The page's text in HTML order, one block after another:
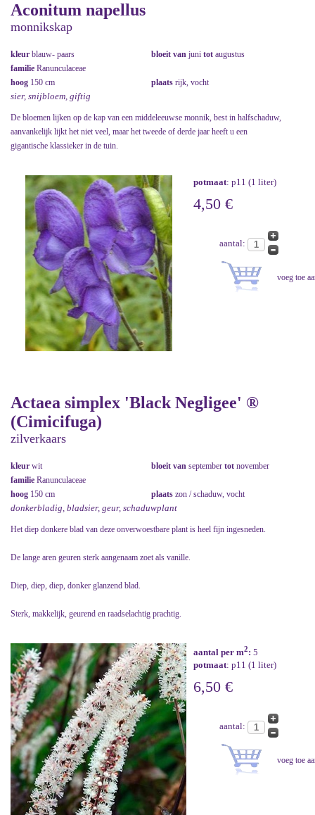
Aconitum napellus
monnikskap
kleur blauw- paars bloeit van juni tot augustus
familie Ranunculaceae
hoog 150 cm plaats rijk, vocht
sier, snijbloem, giftig
De bloemen lijken op de kap van een middeleeuwse monnik, best in halfschaduw,
aanvankelijk lijkt het niet veel, maar het tweede of derde jaar heeft u een
gigantische klassieker in de tuin.
potmaat: p11 (1 liter)
4,50 €
aantal:
Actaea simplex 'Black Negligee' ®
(Cimicifuga)
zilverkaars
kleur wit bloeit van september tot november
familie Ranunculaceae
hoog 150 cm plaats zon / schaduw, vocht
donkerbladig, bladsier, geur, schaduwplant
Het diep donkere blad van deze onverwoestbare plant is heel fijn ingesneden.
De lange aren geuren sterk aangenaam zoet als vanille.
Diep, diep, diep, donker glanzend blad.
Sterk, makkelijk, geurend en raadselachtig prachtig.
aantal per m2: 5
potmaat: p11 (1 liter)
6,50 €
aantal: